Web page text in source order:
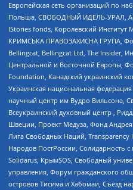
Европейская сеть организаций по
Польша, СВОБОДНЫЙ ИДЕЛЬ-УРАЛ,
IStories fonds, Королевский
КРИМСЬКА ПРАВОЗАХИСНА ГРУПА,
Bellingcat, Bellingcat Ltd, The Insider,
Центральной и Восточной Европы,
Foundation, Канадский украинский
Украинская национальная
научный центр им Вудро Вильсона,
Всеукраинский духовный центр ,
Швеции, Проект Медуза, Фонд
Лига Свободных Наций,
Народов ПостРоссии, Солидарность
Solidarus, КрымSOS, Свободный
управления, Форум гражданского
островов Тисима и Хабомаи, Съезд